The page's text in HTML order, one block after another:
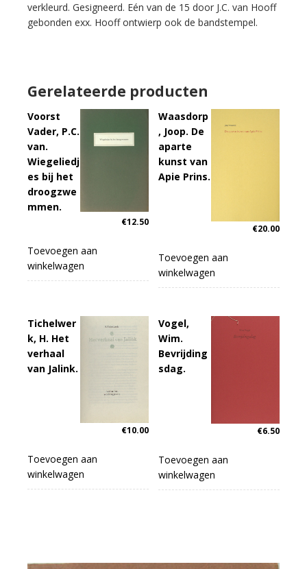
verkleurd. Gesigneerd. Eén van de 15 door J.C. van Hooff
gebonden exx. Hooff ontwierp ook de bandstempel.
Gerelateerde producten
Voorst
Vader, P.C.
van.
Wiegeliedj
es bij het
droogzwe
mmen.
€12.50
Toevoegen aan
winkelwagen
Waasdorp
, Joop. De
aparte
kunst van
Apie Prins.
€20.00
Toevoegen aan
winkelwagen
Tichelwer
k, H. Het
verhaal
van Jalink.
€10.00
Toevoegen aan
winkelwagen
Vogel,
Wim.
Bevrijding
sdag.
€6.50
Toevoegen aan
winkelwagen